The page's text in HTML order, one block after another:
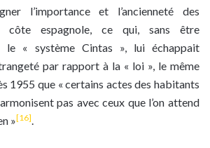
l’importance et l’ancienneté des
côte espagnole, ce qui, sans être
le « système Cintas », lui échappait
par rapport à la « loi », le même
1955 que « certains actes des habitants
pas avec ceux que l’on attend
»[16].